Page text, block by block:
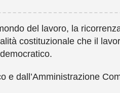
del lavoro, la
costituzionale che il
e dall’Amministrazione